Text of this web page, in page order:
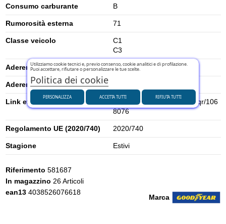
Consumo carburante B
Rumorosità esterna 71
Classe veicolo
C1
C3
Aderenza su neve 0
Aderenza su ghiaccio
Link etichetta energetica UE
https://eprel.ec.europa.eu/qr/106
8076
Regolamento UE (2020/740) 2020/740
Stagione Estivi
Marca
Riferimento 581687
In magazzino 26 Articoli
ean13 4038526076618
Utilizziamo cookie tecnici e, previo consenso, cookie analitici e di profilazione.
Puoi accettare, rifiutare o personalizzare le tue scelte.
Politica dei cookie
PERSONALIZZA RIFIUTA TUTTI
ACCETTA TUTTI